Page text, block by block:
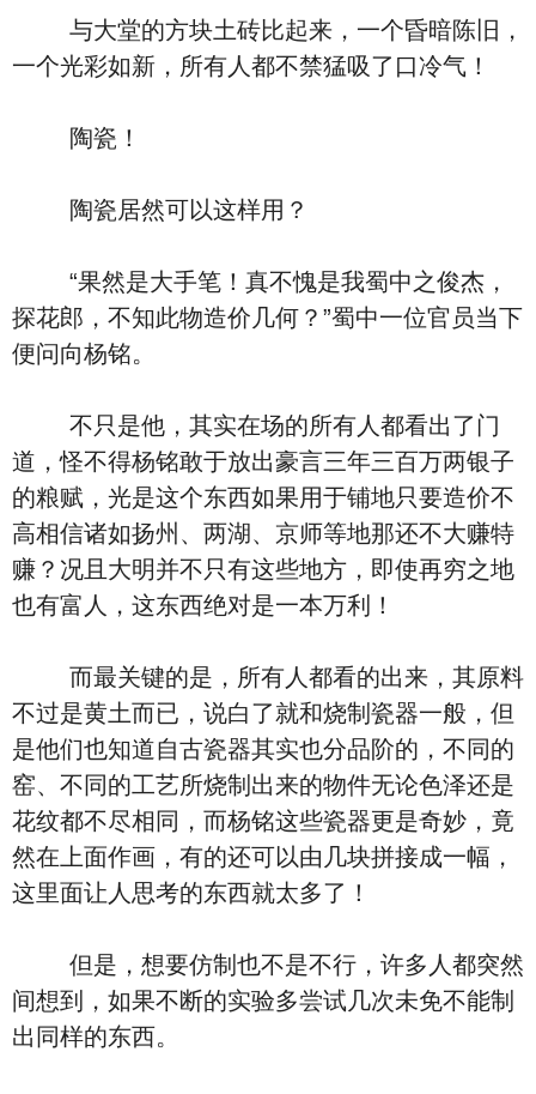
与大堂的方块土砖比起来，一个昏暗陈旧，
一个光彩如新，所有人都不禁猛吸了口冷气！
陶瓷！
陶瓷居然可以这样用？
“果然是大手笔！真不愧是我蜀中之俊杰，
探花郎，不知此物造价几何？”蜀中一位官员当下
便问向杨铭。
不只是他，其实在场的所有人都看出了门
道，怪不得杨铭敢于放出豪言三年三百万两银子
的粮赋，光是这个东西如果用于铺地只要造价不
高相信诸如扬州、两湖、京师等地那还不大赚特
赚？况且大明并不只有这些地方，即使再穷之地
也有富人，这东西绝对是一本万利！
而最关键的是，所有人都看的出来，其原料
不过是黄土而已，说白了就和烧制瓷器一般，但
是他们也知道自古瓷器其实也分品阶的，不同的
窑、不同的工艺所烧制出来的物件无论色泽还是
花纹都不尽相同，而杨铭这些瓷器更是奇妙，竟
然在上面作画，有的还可以由几块拼接成一幅，
这里面让人思考的东西就太多了！
但是，想要仿制也不是不行，许多人都突然
间想到，如果不断的实验多尝试几次未免不能制
出同样的东西。